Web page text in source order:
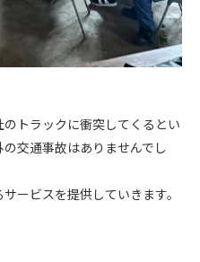
トラックに衝突してくるとい
交通事故はありませんでし
ービスを提供していきます。